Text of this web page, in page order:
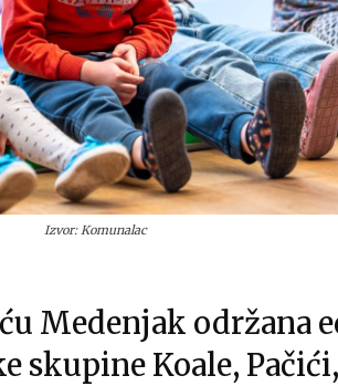
Izvor: Komunalac
Medenjak održana
skupine Koale,